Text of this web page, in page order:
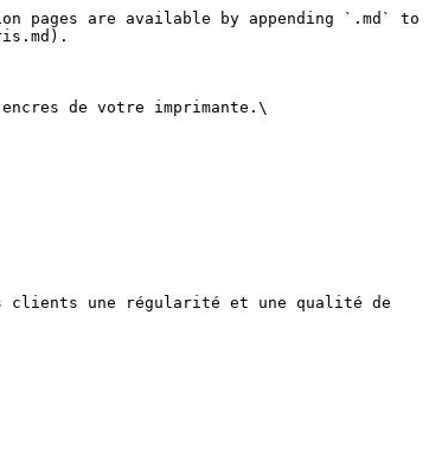
pages are available by appending `.md` to
de votre imprimante.\
clients une régularité et une qualité de